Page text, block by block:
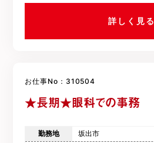
詳しく見る
お仕事No：310504
★長期★眼科での事務
勤務地 坂出市